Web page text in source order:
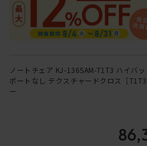
ノートチェア KJ-136SAM-T1T3 ハイバ
ポートなし テクスチャードクロス［
ー